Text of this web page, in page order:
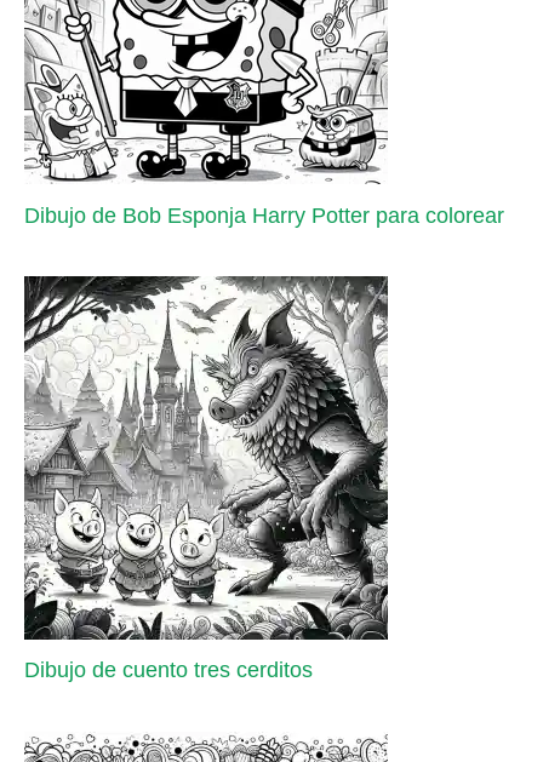
Dibujo de Bob Esponja Harry Potter para colorear
Dibujo de cuento tres cerditos